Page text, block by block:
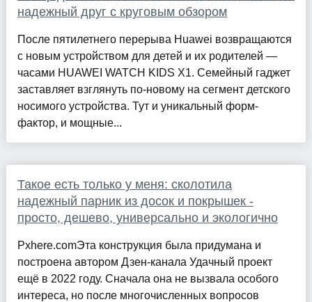
надежный друг с круговым обзором
После пятилетнего перерыва Huawei возвращаются
с новым устройством для детей и их родителей —
часами HUAWEI WATCH KIDS X1. Семейный гаджет
заставляет взглянуть по-новому на сегмент детского
носимого устройства. Тут и уникальный форм-
фактор, и мощные...
Такое есть только у меня: сколотила
надежный парник из досок и покрышек -
просто, дешево, универсально и экологично
Pxhere.comЭта конструкция была придумана и
построена автором Дзен-канала Удачный проект
ещё в 2022 году. Сначала она не вызвала особого
интереса, но после многочисленных вопросов